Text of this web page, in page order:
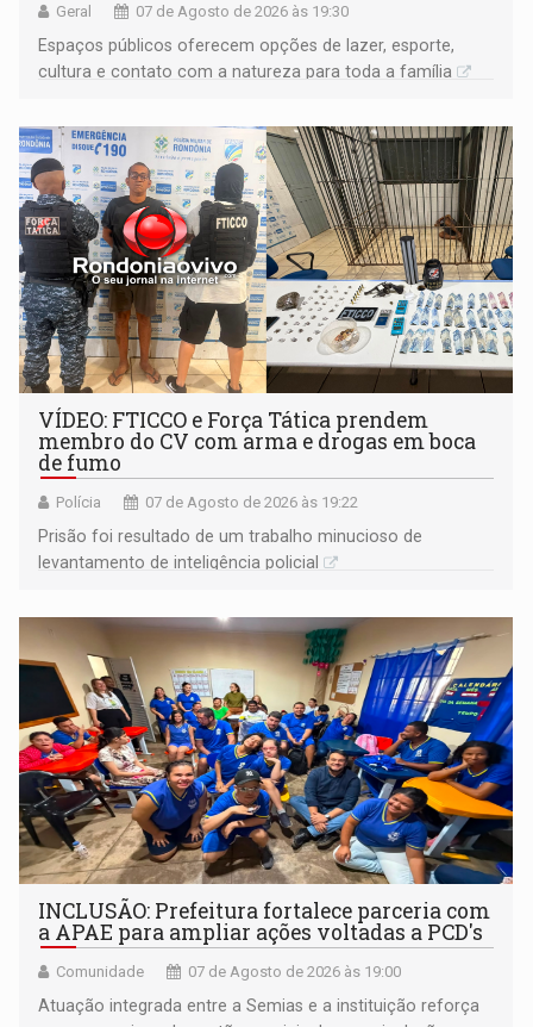
Geral 07 de Agosto de 2026 às 19:30
Espaços públicos oferecem opções de lazer, esporte,
cultura e contato com a natureza para toda a família
VÍDEO: FTICCO e Força Tática prendem
membro do CV com arma e drogas em boca
de fumo
Polícia 07 de Agosto de 2026 às 19:22
Prisão foi resultado de um trabalho minucioso de
levantamento de inteligência policial
INCLUSÃO: Prefeitura fortalece parceria com
a APAE para ampliar ações voltadas a PCD's
Comunidade 07 de Agosto de 2026 às 19:00
Atuação integrada entre a Semias e a instituição reforça